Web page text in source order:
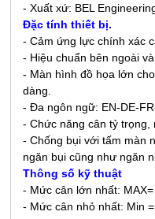
- Xuất xứ: BEL
Đặc tính thiết bị.
- Cảm ứng lực chính xác
- Hiệu chuẩn bên ngoài
- Màn hình đồ họa lớn
dàng.
- Đa ngôn ngữ: EN-DE-
- Chức năng cân tỷ trọng,
- Chống bụi với tấm màn
ngăn bụi cũng như ngăn
Thông số kỹ thuật
- Mức cân lớn nhất: MAX=
- Mức cân nhỏ nhất: Min =